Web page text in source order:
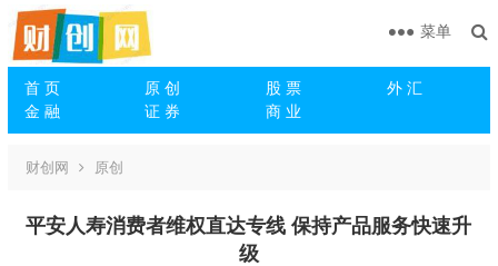
首 页 原 创 股 票
外 汇
金 融
证 券 商 业
菜单
财创网 原创
平安人寿消费者维权直达专线 保持产品服务快速升
级